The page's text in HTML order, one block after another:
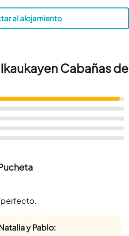
al alojamiento
Cabañas de
perfecto.
y Pablo: